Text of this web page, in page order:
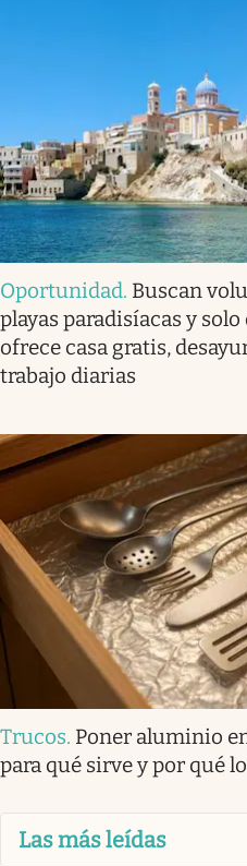
Oportunidad. Buscan
playas paradisíacas y
ofrece casa gratis,
trabajo diarias
Trucos. Poner aluminio
para qué sirve y por qué
Las más leídas